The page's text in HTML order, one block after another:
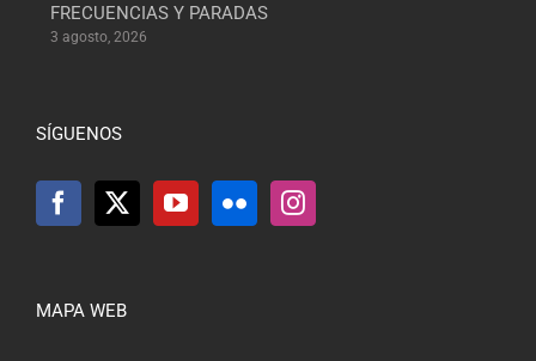
FRECUENCIAS Y PARADAS
3 agosto, 2026
SÍGUENOS
MAPA WEB